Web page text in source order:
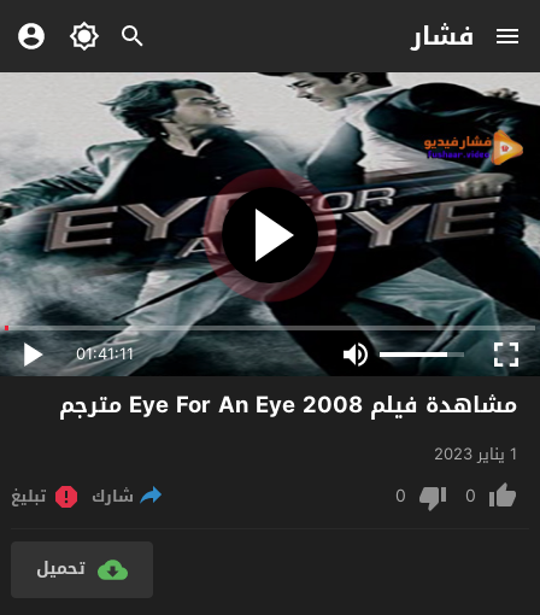
فشار
01:41:11
مشاهدة فيلم Eye For An Eye 2008 مترجم
1 يناير 2023
0
0 شارك تبليغ
تحميل